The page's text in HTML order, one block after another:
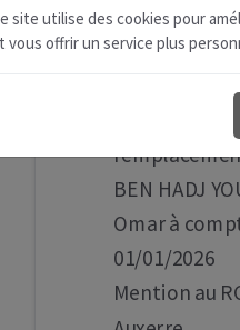
nommé
SALIM,
06 89000
BEN HADJ
Omar à
01/01/2026
Mention au
site utilise des cookies pour
vous offrir un service plus